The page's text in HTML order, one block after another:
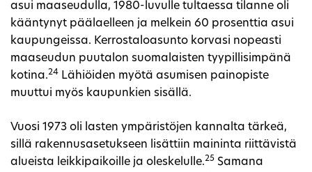
asui maaseudulla, 1980-luvulle tultaessa tilanne oli
kääntynyt päälaelleen ja melkein 60 prosenttia asui
kaupungeissa. Kerrostaloasunto korvasi nopeasti
maaseudun puutalon suomalaisten tyypillisimpänä
kotina.24 Lähiöiden myötä asumisen painopiste
muuttui myös kaupunkien sisällä.
Vuosi 1973 oli lasten ympäristöjen kannalta tärkeä,
sillä rakennusasetukseen lisättiin maininta riittävistä
alueista leikkipaikoille ja oleskelulle.25 Samana